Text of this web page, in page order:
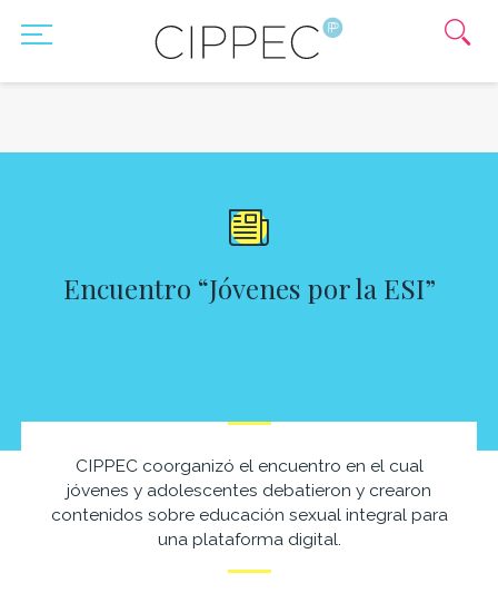
Encuentro “Jóvenes por la ESI”
CIPPEC coorganizó el encuentro en el cual
jóvenes y adolescentes debatieron y crearon
contenidos sobre educación sexual integral para
una plataforma digital.